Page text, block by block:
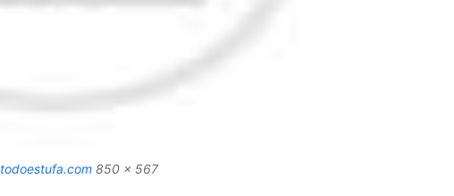
todoestufa.com850 x 567